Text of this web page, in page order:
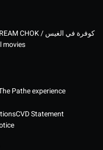
DREAM CHOK / كوفرة في الغيس
movies
Pathe experience
CVD Statement